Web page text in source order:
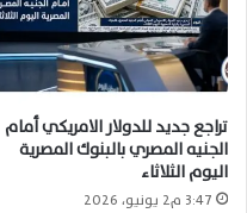
تراجع جديد للدولار الامريكي أمام
الجنيه المصري بالبنوك المصرية
اليوم الثلاثاء
3:47 م2 يونيو، 2026